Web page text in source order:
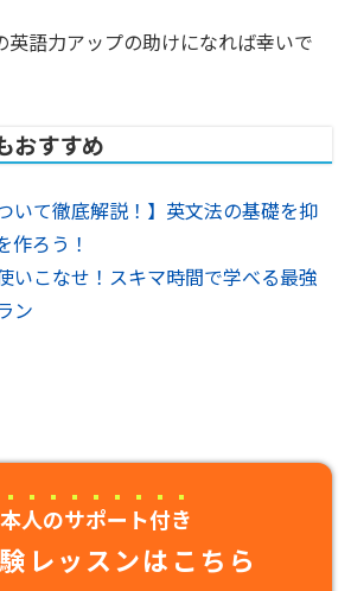
英語力アップの助けになれば幸いで
おすすめ
いて徹底解説！】英文法の基礎を抑
作ろう！
いこなせ！スキマ時間で学べる最強
ン
人のサポート付き
レッスンはこちら